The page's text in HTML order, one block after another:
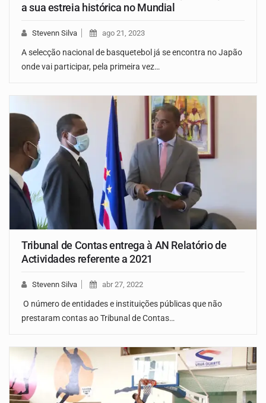
a sua estreia histórica no Mundial
Stevenn Silva ago 21, 2023
A selecção nacional de basquetebol já se encontra no Japão
onde vai participar, pela primeira vez…
Tribunal de Contas entrega à AN Relatório de
Actividades referente a 2021
Stevenn Silva abr 27, 2022
O número de entidades e instituições públicas que não
prestaram contas ao Tribunal de Contas…